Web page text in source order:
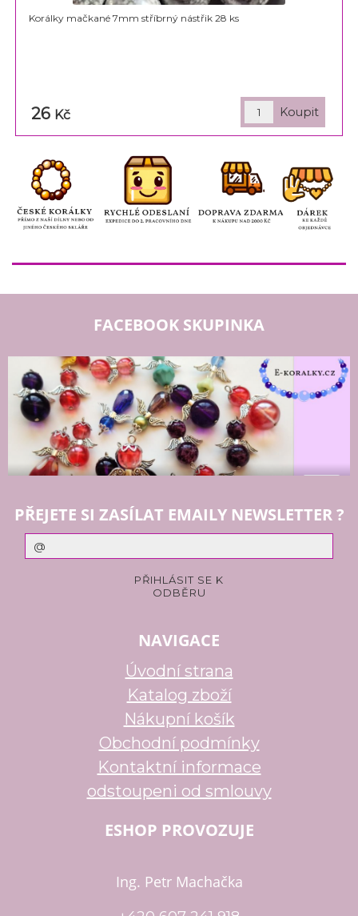
Korálky mačkané 7mm stříbrný nástřik 28 ks
26 Kč
FACEBOOK SKUPINKA
PŘEJETE SI ZASÍLAT EMAILY NEWSLETTER ?
NAVIGACE
Úvodní strana
Katalog zboží
Nákupní košík
Obchodní podmínky
Kontaktní informace
odstoupeni od smlouvy
ESHOP PROVOZUJE
Ing. Petr Machačka